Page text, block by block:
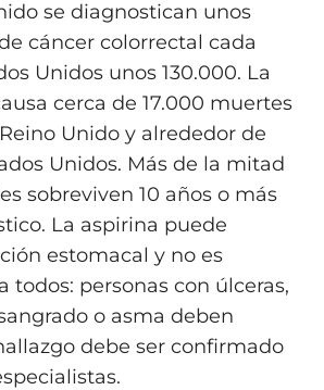
se diagnostican unos
cáncer colorrectal cada
Unidos unos 130.000. La
cerca de 17.000 muertes
Unido y alrededor de
Unidos. Más de la mitad
sobreviven 10 años o más
La aspirina puede
estomacal y no es
todos: personas con úlceras,
o asma deben
debe ser confirmado